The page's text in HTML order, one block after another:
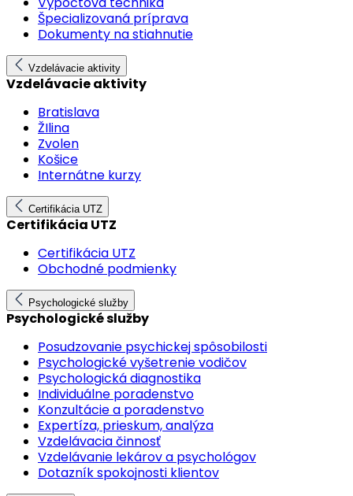
Špecializovaná príprava
Dokumenty na stiahnutie
Vzdelávacie aktivity
Vzdelávacie aktivity
Bratislava
ŽIlina
Zvolen
Košice
Internátne kurzy
Certifikácia UTZ
Certifikácia UTZ
Certifikácia UTZ
Obchodné podmienky
Psychologické služby
Psychologické služby
Posudzovanie psychickej spôsobilosti
Psychologické vyšetrenie vodičov
Psychologická diagnostika
Individuálne poradenstvo
Konzultácie a poradenstvo
Expertíza, prieskum, analýza
Vzdelávacia činnosť
Vzdelávanie lekárov a psychológov
Dotazník spokojnosti klientov